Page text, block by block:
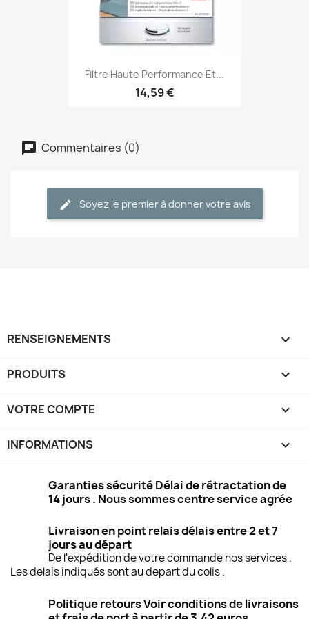
Filtre Haute Performance Et...
14,59 €
Commentaires (0)
Soyez le premier à donner votre avis
RENSEIGNEMENTS 
PRODUITS 
VOTRE COMPTE 
INFORMATIONS keyboard_arrow_down
Garanties sécurité Délai de rétractation de
14 jours . Nous sommes centre service agrée
Livraison en point relais délais entre 2 et 7
jours au départ
De l'expédition de votre commande nos services .
Les delais indiqués sont au depart du colis .
Politique retours Voir conditions de livraisons